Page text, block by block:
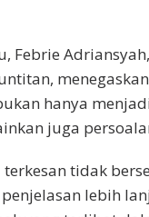
Febrie
hanya
juga
tidak
lebih